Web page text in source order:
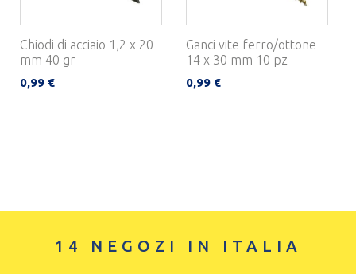
Chiodi di acciaio 1,2 x 20
mm 40 gr
0,99 €
Ganci vite ferro/ottone
14 x 30 mm 10 pz
0,99 €
14 NEGOZI IN ITALIA